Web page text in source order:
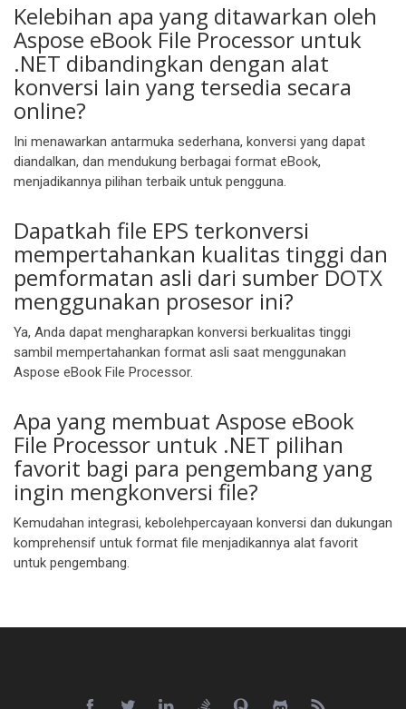
Kelebihan apa yang ditawarkan oleh
Aspose eBook File Processor untuk
.NET dibandingkan dengan alat
konversi lain yang tersedia secara
online?
Ini menawarkan antarmuka sederhana, konversi yang dapat
diandalkan, dan mendukung berbagai format eBook,
menjadikannya pilihan terbaik untuk pengguna.
Dapatkah file EPS terkonversi
mempertahankan kualitas tinggi dan
pemformatan asli dari sumber DOTX
menggunakan prosesor ini?
Ya, Anda dapat mengharapkan konversi berkualitas tinggi
sambil mempertahankan format asli saat menggunakan
Aspose eBook File Processor.
Apa yang membuat Aspose eBook
File Processor untuk .NET pilihan
favorit bagi para pengembang yang
ingin mengkonversi file?
Kemudahan integrasi, kebolehpercayaan konversi dan dukungan
komprehensif untuk format file menjadikannya alat favorit
untuk pengembang.